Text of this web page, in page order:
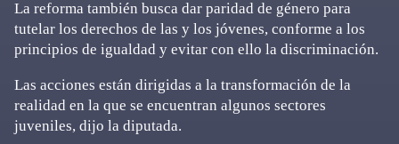
La reforma también busca dar paridad de género para
tutelar los derechos de las y los jóvenes, conforme a los
principios de igualdad y evitar con ello la discriminación.
Las acciones están dirigidas a la transformación de la
realidad en la que se encuentran algunos sectores
juveniles, dijo la diputada.